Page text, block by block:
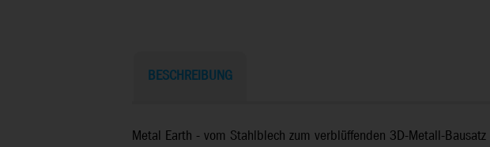
BESCHREIBUNG
Metal Earth - vom Stahlblech zum verblüffenden 3D-Metall-